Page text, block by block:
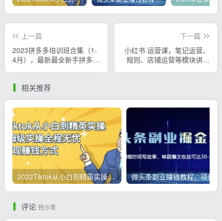
上一篇
2023拼多多培训班合集（1-
4月），最新最全新手拼多多
下一篇
小红书·运营课，笔记运营、
规则、店铺运营等模块讲解
相关推荐
2022Tiktok从小白到精英实操，0-1保姆级实操全程无忧，多种变现赚钱方式
评论 抢沙发